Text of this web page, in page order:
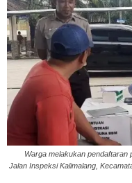
Warga melakukan pendaftaran
Jalan Inspeksi Kalimalang,